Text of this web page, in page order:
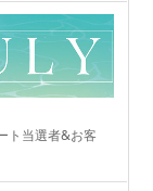
ト当選者&お客